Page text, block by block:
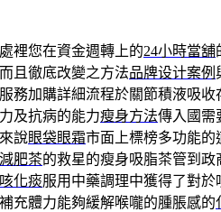
裡您在資金週轉上的24小時當舖
且徹底改變之方法品牌设计案例
務加購詳細流程於關節積液吸收
及抗病的能力瘦身方法傳入國需
說眼袋眼霜市面上標榜多功能的
減肥茶的救星的瘦身吸脂茶管到
化痰服用中藥調理中獲得了對於
充體力能夠緩解喉嚨的腫脹感的